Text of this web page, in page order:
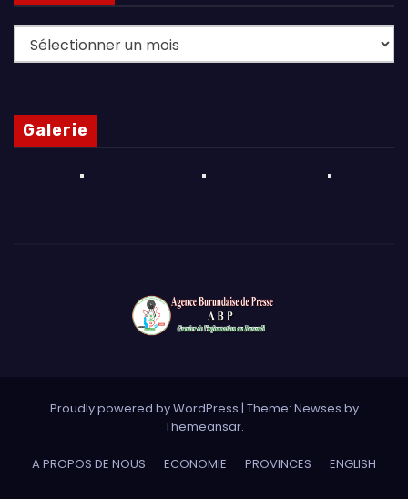
Archives
Galerie
Proudly powered by WordPress | Theme: Newses by
Themeansar.
A PROPOS DE NOUS ECONOMIE PROVINCES ENGLISH